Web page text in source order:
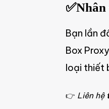
Bạn lần
Box
loại thiết
👉 Liên hệ